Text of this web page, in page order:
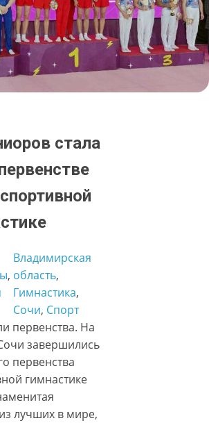
стала
Владимирская
область
Гимнастика
Сочи, Спорт
первенства. На
завершились
первенства
гимнастике
лучших в мире,